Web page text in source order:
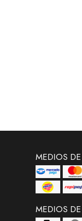
MEDIOS
MEDIOS